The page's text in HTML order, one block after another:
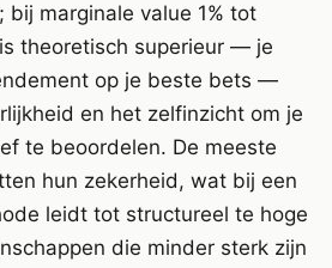
bij marginale value 1% tot
theoretisch superieur — je
op je beste bets —
en het zelfinzicht om je
te beoordelen. De meeste
hun zekerheid, wat bij een
leidt tot structureel te hoge
die minder sterk zijn